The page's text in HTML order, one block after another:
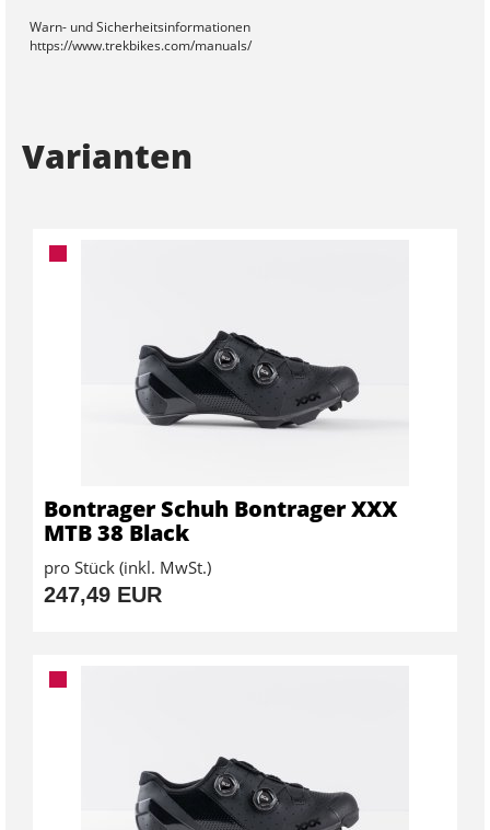
Warn- und Sicherheitsinformationen
https://www.trekbikes.com/manuals/
Varianten
Bontrager Schuh Bontrager XXX
MTB 38 Black
pro Stück (inkl. MwSt.)
247,49 EUR